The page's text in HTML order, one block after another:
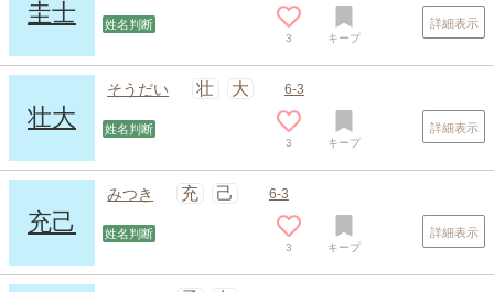
圭士 姓名判断
3 キープ
詳細表示
壮大
そうだい 壮 大 6-3
姓名判断
3 キープ
詳細表示
充己
みつき 充 己 6-3
姓名判断
3 キープ
詳細表示